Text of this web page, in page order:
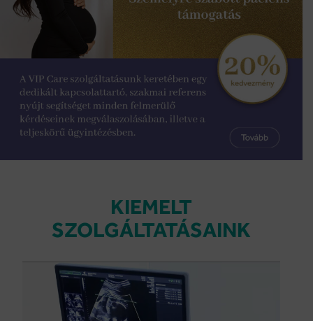
KIEMELT
SZOLGÁLTATÁSAINK